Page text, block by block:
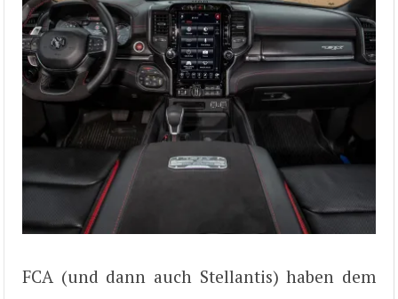
FCA (und dann auch Stellantis) haben dem